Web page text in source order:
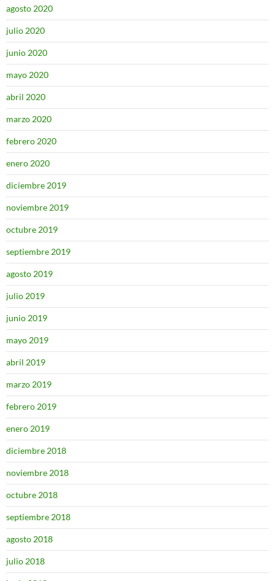
agosto 2020
julio 2020
junio 2020
mayo 2020
abril 2020
marzo 2020
febrero 2020
enero 2020
diciembre 2019
noviembre 2019
octubre 2019
septiembre 2019
agosto 2019
julio 2019
junio 2019
mayo 2019
abril 2019
marzo 2019
febrero 2019
enero 2019
diciembre 2018
noviembre 2018
octubre 2018
septiembre 2018
agosto 2018
julio 2018